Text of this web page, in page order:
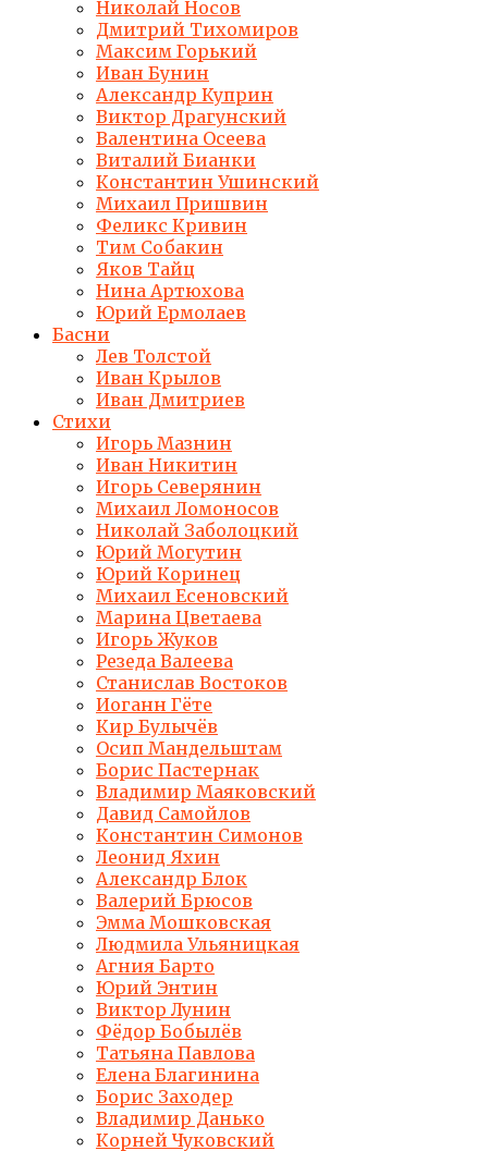
Николай Носов
Дмитрий Тихомиров
Максим Горький
Иван Бунин
Александр Куприн
Виктор Драгунский
Валентина Осеева
Виталий Бианки
Константин Ушинский
Михаил Пришвин
Феликс Кривин
Тим Собакин
Яков Тайц
Нина Артюхова
Юрий Ермолаев
Басни
Лев Толстой
Иван Крылов
Иван Дмитриев
Стихи
Игорь Мазнин
Иван Никитин
Игорь Северянин
Михаил Ломоносов
Николай Заболоцкий
Юрий Могутин
Юрий Коринец
Михаил Есеновский
Марина Цветаева
Игорь Жуков
Резеда Валеева
Станислав Востоков
Иоганн Гёте
Кир Булычёв
Осип Мандельштам
Борис Пастернак
Владимир Маяковский
Давид Самойлов
Константин Симонов
Леонид Яхин
Александр Блок
Валерий Брюсов
Эмма Мошковская
Людмила Ульяницкая
Агния Барто
Юрий Энтин
Виктор Лунин
Фёдор Бобылёв
Татьяна Павлова
Елена Благинина
Борис Заходер
Владимир Данько
Корней Чуковский